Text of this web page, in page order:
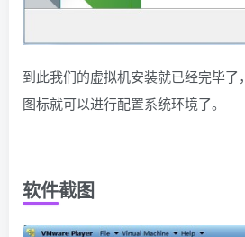
到此我们的虚拟机安装就已经完毕了
图标就可以进行配置系统环境了。
软件截图